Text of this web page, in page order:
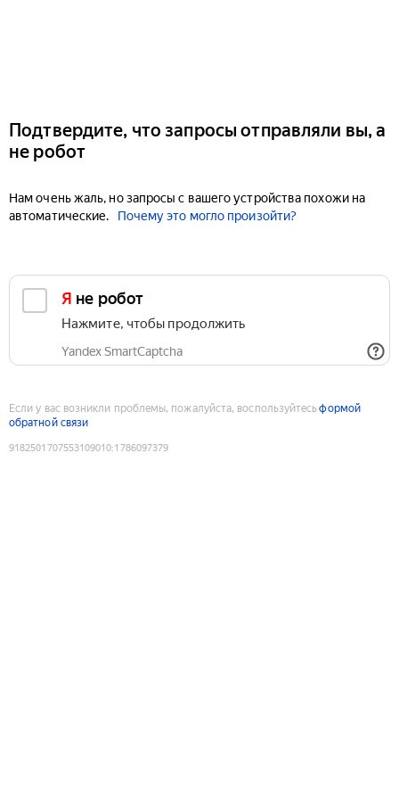
Подтвердите, что запросы отправляли вы, а
не робот
Нам очень жаль, но запросы с вашего устройства похожи на
автоматические.
Почему это могло произойти?
Я не робот
Нажмите, чтобы продолжить
Yandex SmartCaptcha
Если у вас возникли проблемы, пожалуйста, воспользуйтесьформой
обратной связи
9182501707553109010:1786097379